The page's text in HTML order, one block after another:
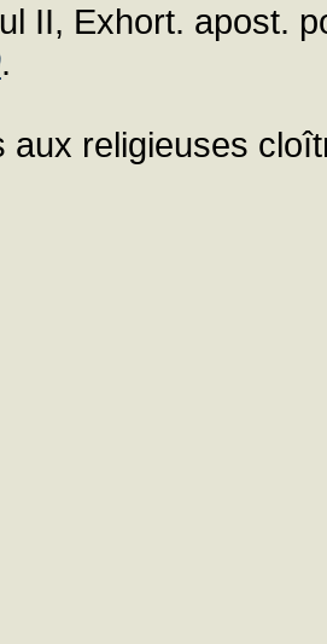
II, Exhort. apost.
.
aux religieuses